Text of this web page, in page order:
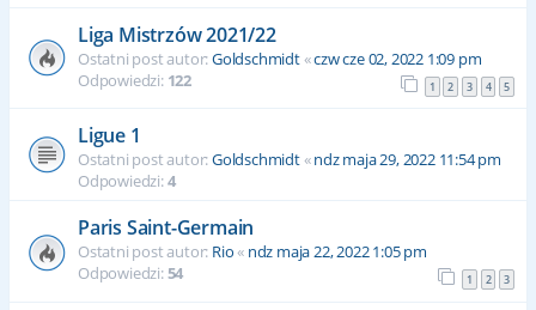
Liga Mistrzów 2021/22
Ostatni post autor:Goldschmidt«czw cze 02, 2022 1:09 pm
Odpowiedzi: 122 1 2 3 4 5
Ligue 1
Ostatni post autor:Goldschmidt«ndz maja 29, 2022 11:54 pm
Odpowiedzi:4
Paris Saint-Germain
Ostatni post autor: Rio« ndz maja 22, 2022 1:05 pm
Odpowiedzi:54 1 2 3